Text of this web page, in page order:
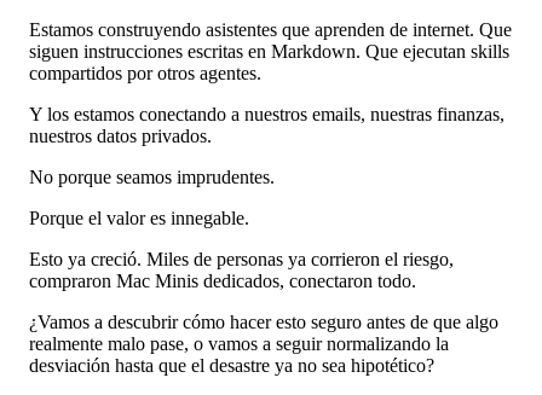
Estamos construyendo asistentes que aprenden de internet. Que
siguen instrucciones escritas en Markdown. Que ejecutan skills
compartidos por otros agentes.
Y los estamos conectando a nuestros emails, nuestras finanzas,
nuestros datos privados.
No porque seamos imprudentes.
Porque el valor es innegable.
Esto ya creció. Miles de personas ya corrieron el riesgo,
compraron Mac Minis dedicados, conectaron todo.
¿Vamos a descubrir cómo hacer esto seguro antes de que algo
realmente malo pase, o vamos a seguir normalizando la
desviación hasta que el desastre ya no sea hipotético?